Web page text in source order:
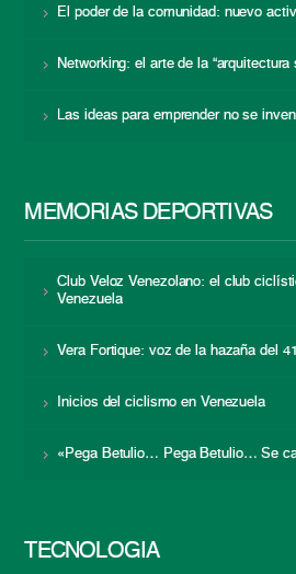
El poder de la comunidad: nuevo
Networking: el arte de la “arquitectura
Las ideas para emprender no se
MEMORIAS DEPORTIVAS
Club Veloz Venezolano: el club
Venezuela
Vera Fortique: voz de la hazaña del 41
Inicios del ciclismo en Venezuela
«Pega Betulio… Pega Betulio… Se
TECNOLOGÍA